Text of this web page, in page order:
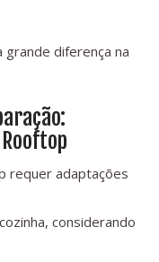
diferença na
requer adaptações
considerando